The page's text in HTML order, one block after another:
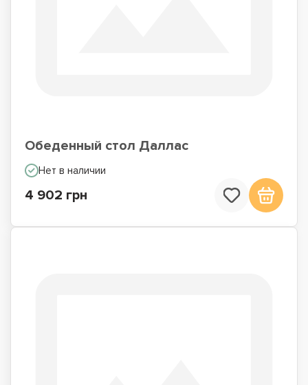
Обеденный стол Даллас
Нет в наличии
4 902 грн